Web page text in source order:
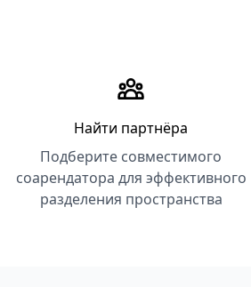
Найти партнёра
Подберите совместимого
соарендатора для эффективного
разделения пространства